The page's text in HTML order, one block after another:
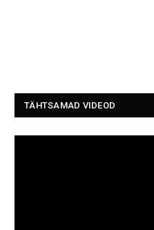
TÄHTSAMAD VIDEOD